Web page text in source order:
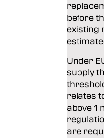
before
existing
Under
supply
relates
above 1
are